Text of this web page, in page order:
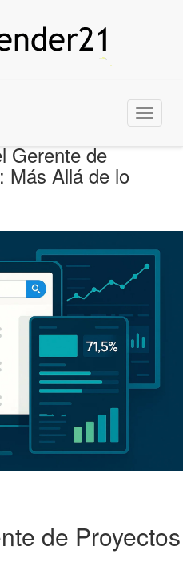
Menu
Gerente de
Más Allá de lo
de Proyectos